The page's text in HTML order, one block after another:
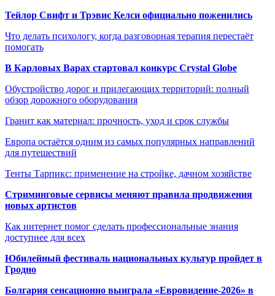
Тейлор Свифт и Трэвис Келси официально поженились
Что делать психологу, когда разговорная терапия перестаёт
помогать
В Карловых Варах стартовал конкурс Crystal Globe
Обустройство дорог и прилегающих территорий: полный
обзор дорожного оборудования
Гранит как материал: прочность, уход и срок службы
Европа остаётся одним из самых популярных направлений
для путешествий
Тенты Тарпикс: применение на стройке, дачном хозяйстве
Стриминговые сервисы меняют правила продвижения
новых артистов
Как интернет помог сделать профессиональные знания
доступнее для всех
Юбилейный фестиваль национальных культур пройдет в
Гродно
Болгария сенсационно выиграла «Евровидение-2026» в